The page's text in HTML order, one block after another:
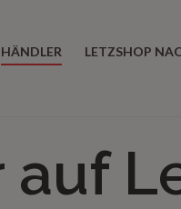
HÄNDLER
LETZSHOP